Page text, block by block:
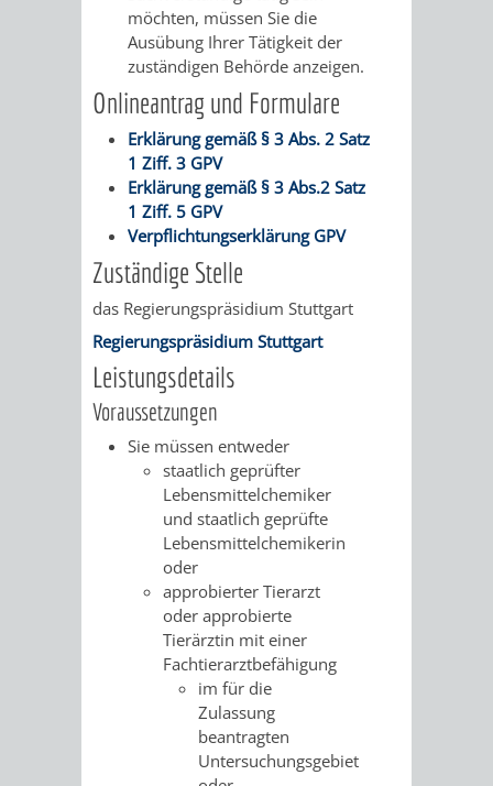
OFFENEN
DENKMALS
ABWASSERBESEITIGUNG
ERSCHLIESSUNGSBEITRAG
ANTRAGSVERFAHREN
VERMIETE
DOCH
AN
DEINE
STADT
WIEDERVERMIETUNGSPRÄMIE
AMT
möchten, müssen Sie die
Ausübung Ihrer Tätigkeit der
zuständigen Behörde anzeigen.
Onlineantrag und Formulare
Erklärung gemäß § 3 Abs. 2 Satz
1 Ziff. 3 GPV
Erklärung gemäß § 3 Abs.2 Satz
1 Ziff. 5 GPV
Verpflichtungserklärung GPV
Zuständige Stelle
das Regierungspräsidium Stuttgart
Regierungspräsidium Stuttgart
Leistungsdetails
Voraussetzungen
Sie müssen entweder
staatlich geprüfter
Lebensmittelchemiker
und staatlich geprüfte
Lebensmittelchemikerin
oder
approbierter Tierarzt
oder approbierte
Tierärztin mit einer
Fachtierarztbefähigung
im für die
Zulassung
beantragten
Untersuchungsgebiet